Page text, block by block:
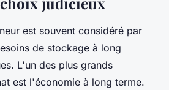
est souvent considéré par
de stockage à long
L'un des plus grands
est l'économie à long terme.